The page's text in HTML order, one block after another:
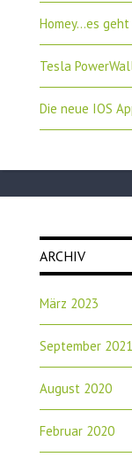
Homey…es
Tesla
Die neue IOS
ARCHIV
März 2023
September 2021
August 2020
Februar 2020